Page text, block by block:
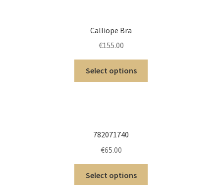
Calliope Bra
€155.00
Select options
782071740
€65.00
Select options